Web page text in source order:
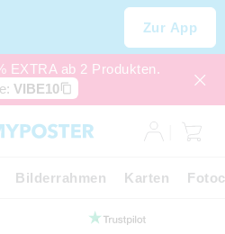
Zur App
EXTRA ab 2 Produkten.
VIBE10
Bilderrahmen Karten